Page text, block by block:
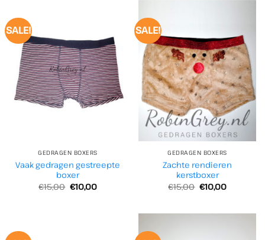
SALE!
GEDRAGEN BOXERS
Vaak gedragen gestreepte
boxer
€15,00 Oorspronkelijke
prijs
€10,00Huidige
SALE!
GEDRAGEN BOXERS
Zachte rendieren
kerstboxer
€15,00 Oorspronkelijke
prijs
€10,00Huidige